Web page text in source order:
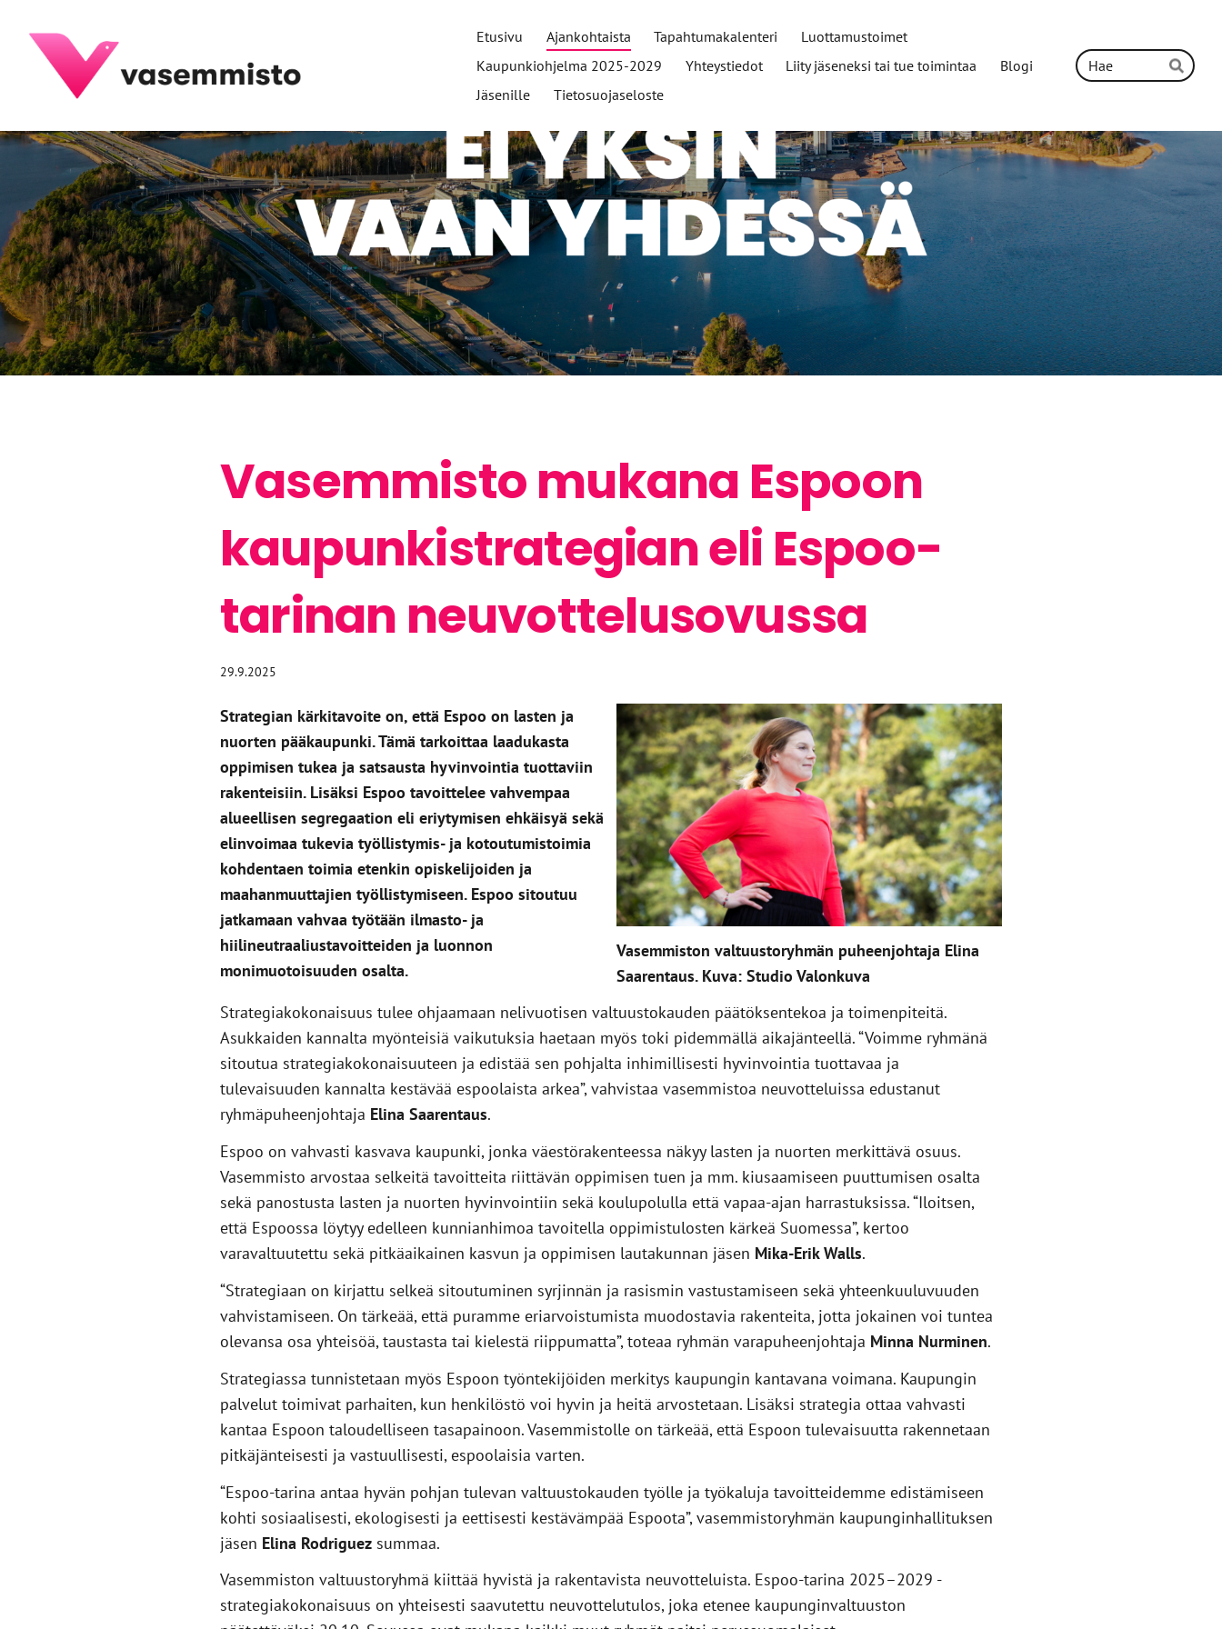
sivun
sisältöön
Espoon Vasemmisto ry
Etusivu Ajankohtaista Tapahtumakalenteri
Luottamustoimet
Kaupunkiohjelma 2025-2029
Yhteystiedot Liity jäseneksi tai tue toimintaa
Blogi
Jäsenille
Tietosuojaseloste
Hae
Vasemmisto mukana Espoon
kaupunkistrategian eli Espoo-
tarinan neuvottelusovussa
29.9.2025
Strategian kärkitavoite on, että Espoo on lasten ja
nuorten pääkaupunki. Tämä tarkoittaa laadukasta
oppimisen tukea ja satsausta hyvinvointia tuottaviin
rakenteisiin. Lisäksi Espoo tavoittelee vahvempaa
alueellisen segregaation eli eriytymisen ehkäisyä sekä
elinvoimaa tukevia työllistymis- ja kotoutumistoimia
kohdentaen toimia etenkin opiskelijoiden ja
maahanmuuttajien työllistymiseen. Espoo sitoutuu
jatkamaan vahvaa työtään ilmasto- ja
hiilineutraaliustavoitteiden ja luonnon
monimuotoisuuden osalta.
Vasemmiston valtuustoryhmän puheenjohtaja Elina
Saarentaus. Kuva: Studio Valonkuva
Strategiakokonaisuus tulee ohjaamaan nelivuotisen valtuustokauden päätöksentekoa ja toimenpiteitä.
Asukkaiden kannalta myönteisiä vaikutuksia haetaan myös toki pidemmällä aikajänteellä. “Voimme ryhmänä
sitoutua strategiakokonaisuuteen ja edistää sen pohjalta inhimillisesti hyvinvointia tuottavaa ja
tulevaisuuden kannalta kestävää espoolaista arkea”, vahvistaa vasemmistoa neuvotteluissa edustanut
ryhmäpuheenjohtaja Elina Saarentaus.
Espoo on vahvasti kasvava kaupunki, jonka väestörakenteessa näkyy lasten ja nuorten merkittävä osuus.
Vasemmisto arvostaa selkeitä tavoitteita riittävän oppimisen tuen ja mm. kiusaamiseen puuttumisen osalta
sekä panostusta lasten ja nuorten hyvinvointiin sekä koulupolulla että vapaa-ajan harrastuksissa. “Iloitsen,
että Espoossa löytyy edelleen kunnianhimoa tavoitella oppimistulosten kärkeä Suomessa”, kertoo
varavaltuutettu sekä pitkäaikainen kasvun ja oppimisen lautakunnan jäsen Mika-Erik Walls.
“Strategiaan on kirjattu selkeä sitoutuminen syrjinnän ja rasismin vastustamiseen sekä yhteenkuuluvuuden
vahvistamiseen. On tärkeää, että puramme eriarvoistumista muodostavia rakenteita, jotta jokainen voi tuntea
olevansa osa yhteisöä, taustasta tai kielestä riippumatta”, toteaa ryhmän varapuheenjohtaja Minna Nurminen.
Strategiassa tunnistetaan myös Espoon työntekijöiden merkitys kaupungin kantavana voimana. Kaupungin
palvelut toimivat parhaiten, kun henkilöstö voi hyvin ja heitä arvostetaan. Lisäksi strategia ottaa vahvasti
kantaa Espoon taloudelliseen tasapainoon. Vasemmistolle on tärkeää, että Espoon tulevaisuutta rakennetaan
pitkäjänteisesti ja vastuullisesti, espoolaisia varten.
“Espoo-tarina antaa hyvän pohjan tulevan valtuustokauden työlle ja työkaluja tavoitteidemme edistämiseen
kohti sosiaalisesti, ekologisesti ja eettisesti kestävämpää Espoota”, vasemmistoryhmän kaupunginhallituksen
jäsen Elina Rodriguez summaa.
Vasemmiston valtuustoryhmä kiittää hyvistä ja rakentavista neuvotteluista. Espoo-tarina 2025–2029 -
strategiakokonaisuus on yhteisesti saavutettu neuvottelutulos, joka etenee kaupunginvaltuuston